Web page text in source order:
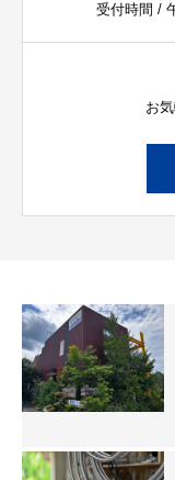
受付時間 /
お